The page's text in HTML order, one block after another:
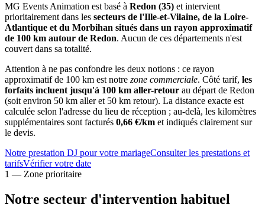
MG Events Animation est basé à Redon (35) et intervient
prioritairement dans les secteurs de l'Ille-et-Vilaine, de la Loire-
Atlantique et du Morbihan situés dans un rayon approximatif
de 100 km autour de Redon. Aucun de ces départements n'est
couvert dans sa totalité.
Attention à ne pas confondre les deux notions : ce rayon
approximatif de 100 km est notre zone commerciale. Côté tarif, les
forfaits incluent jusqu'à 100 km aller-retour au départ de Redon
(soit environ 50 km aller et 50 km retour). La distance exacte est
calculée selon l'adresse du lieu de réception ; au-delà, les kilomètres
supplémentaires sont facturés 0,66 €/km et indiqués clairement sur
le devis.
Notre prestation DJ pour votre mariageConsulter les prestations et
tarifsVérifier votre date
1 — Zone prioritaire
Notre secteur d'intervention habituel